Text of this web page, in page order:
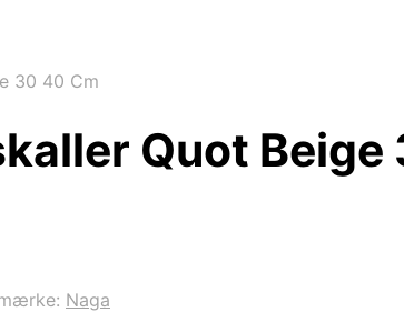
30 40 Cm
Quot Beige
Naga